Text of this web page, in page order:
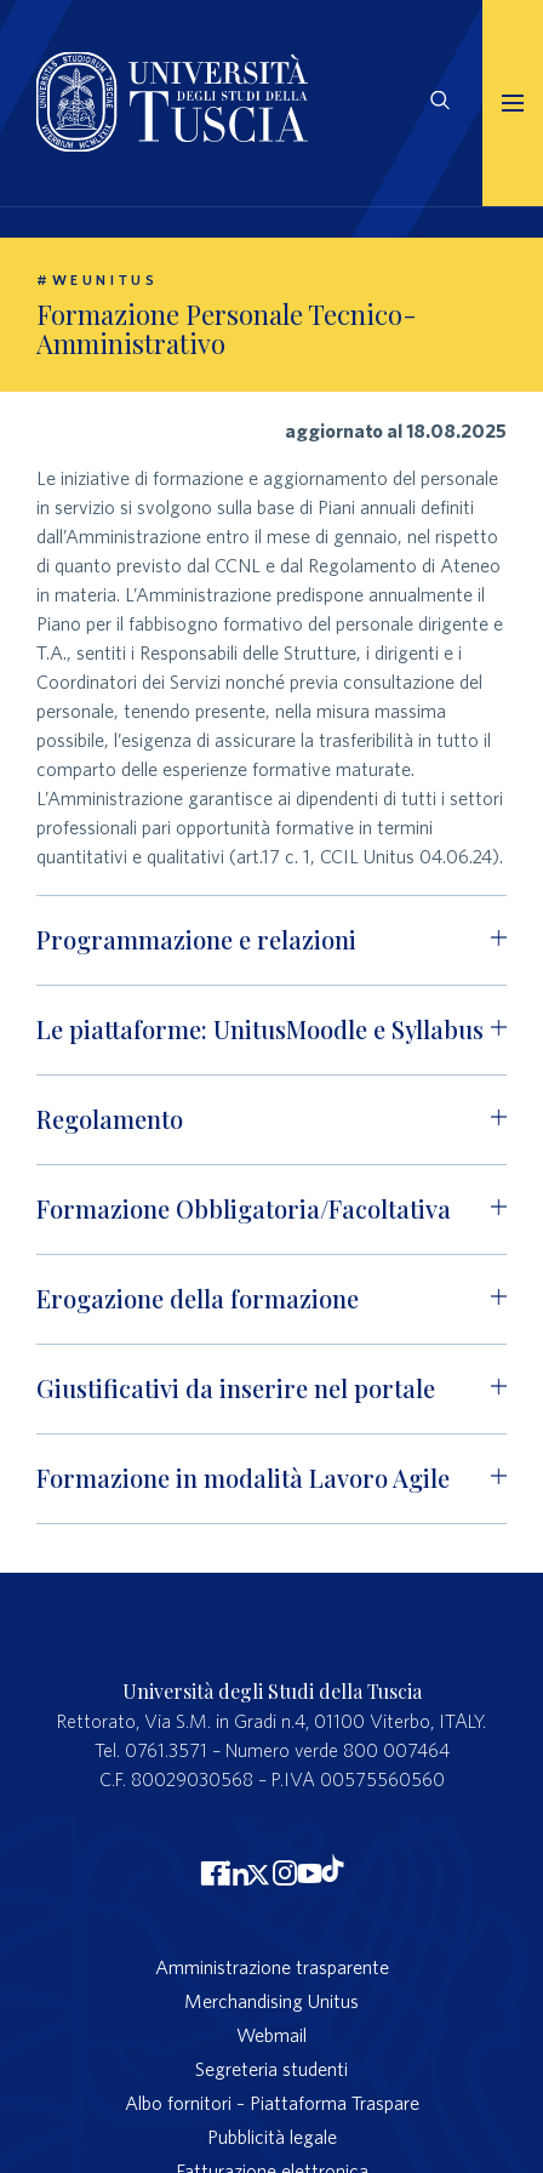
#WEUNITUS
Formazione Personale Tecnico-
Amministrativo
aggiornato al 18.08.2025
Le iniziative di formazione e aggiornamento del personale
in servizio si svolgono sulla base di Piani annuali definiti
dall’Amministrazione entro il mese di gennaio, nel rispetto
di quanto previsto dal CCNL e dal Regolamento di Ateneo
in materia. L’Amministrazione predispone annualmente il
Piano per il fabbisogno formativo del personale dirigente e
T.A., sentiti i Responsabili delle Strutture, i dirigenti e i
Coordinatori dei Servizi nonché previa consultazione del
personale, tenendo presente, nella misura massima
possibile, l’esigenza di assicurare la trasferibilità in tutto il
comparto delle esperienze formative maturate.
L’Amministrazione garantisce ai dipendenti di tutti i settori
professionali pari opportunità formative in termini
quantitativi e qualitativi (art.17 c. 1, CCIL Unitus 04.06.24).
Programmazione e relazioni
Le piattaforme: UnitusMoodle e Syllabus
Regolamento
Formazione Obbligatoria/Facoltativa
Erogazione della formazione
Giustificativi da inserire nel portale
Formazione in modalità Lavoro Agile
Università degli Studi della Tuscia
Rettorato, Via S.M. in Gradi n.4, 01100 Viterbo, ITALY.
Tel. 0761.3571 – Numero verde 800 007464
C.F. 80029030568 – P.IVA 00575560560
Amministrazione trasparente
Merchandising Unitus
Webmail
Segreteria studenti
Albo fornitori – Piattaforma Traspare
Pubblicità legale